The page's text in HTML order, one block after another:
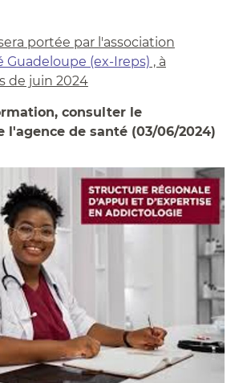
portée par l'association
Guadeloupe (ex-Ireps) , à
de juin 2024
consulter le
l'agence de santé (03/06/2024)